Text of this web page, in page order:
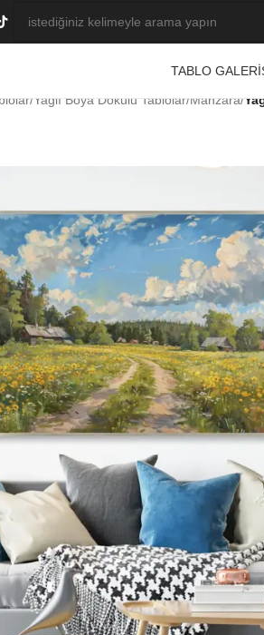
TABLO
/ Yağlı Boya Dokulu Tablolar/Manzara/